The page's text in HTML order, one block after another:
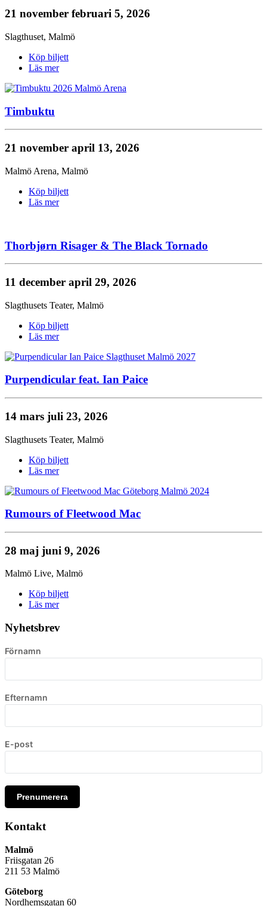
21 november februari 5, 2026
Slagthuset, Malmö
Köp biljett
Läs mer
Timbuktu
21 november april 13, 2026
Malmö Arena, Malmö
Köp biljett
Läs mer
Thorbjørn Risager & The Black Tornado
11 december april 29, 2026
Slagthusets Teater, Malmö
Köp biljett
Läs mer
Purpendicular feat. Ian Paice
14 mars juli 23, 2026
Slagthusets Teater, Malmö
Köp biljett
Läs mer
Rumours of Fleetwood Mac
28 maj juni 9, 2026
Malmö Live, Malmö
Köp biljett
Läs mer
Nyhetsbrev
Förnamn
Efternamn
E-post
Prenumerera
Kontakt
Malmö
Friisgatan 26
211 53 Malmö
Göteborg
Nordhemsgatan 60